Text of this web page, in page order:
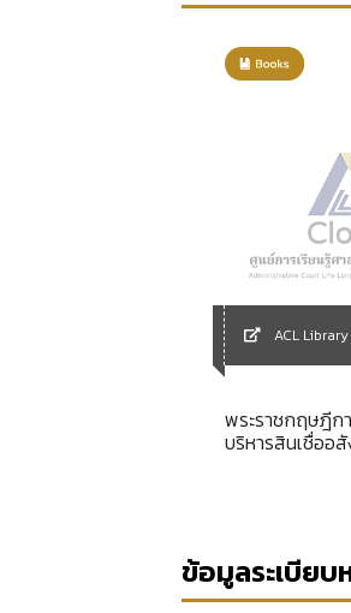
ACL Library
พระราชกฤษฎีก
บริหารสินเชื่ออ
ข้อมูลระเบีย